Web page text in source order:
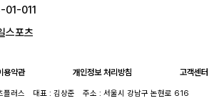
01-011
스포츠
용약관 개인정보 처리방침 고객센터
플러스 대표 : 김상준
주소 : 서울시 강남구 논현로 616